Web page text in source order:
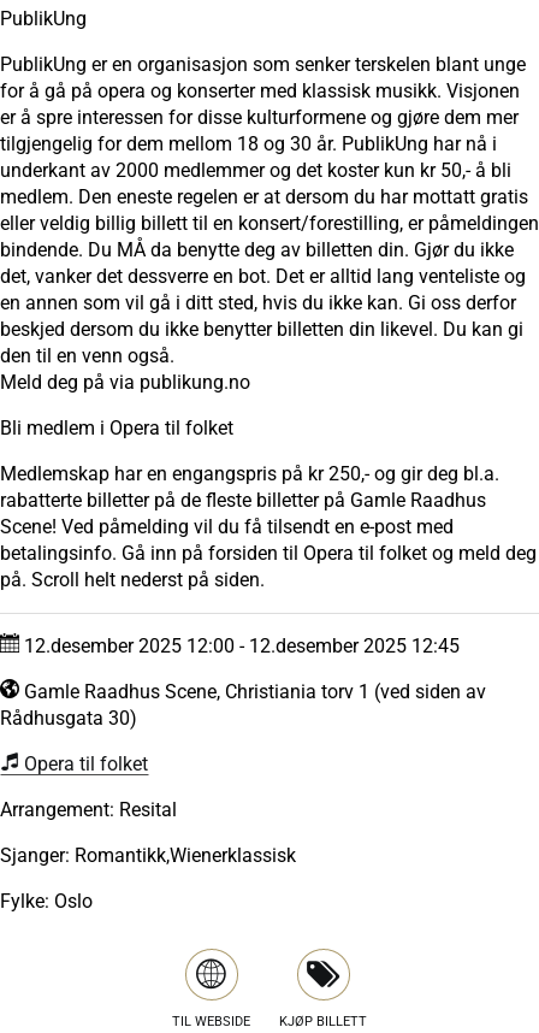
PublikUng
PublikUng er en organisasjon som senker terskelen blant unge
for å gå på opera og konserter med klassisk musikk. Visjonen
er å spre interessen for disse kulturformene og gjøre dem mer
tilgjengelig for dem mellom 18 og 30 år. PublikUng har nå i
underkant av 2000 medlemmer og det koster kun kr 50,- å bli
medlem. Den eneste regelen er at dersom du har mottatt gratis
eller veldig billig billett til en konsert/forestilling, er påmeldingen
bindende. Du MÅ da benytte deg av billetten din. Gjør du ikke
det, vanker det dessverre en bot. Det er alltid lang venteliste og
en annen som vil gå i ditt sted, hvis du ikke kan. Gi oss derfor
beskjed dersom du ikke benytter billetten din likevel. Du kan gi
den til en venn også.
Meld deg på via publikung.no
Bli medlem i Opera til folket
Medlemskap har en engangspris på kr 250,- og gir deg bl.a.
rabatterte billetter på de fleste billetter på Gamle Raadhus
Scene! Ved påmelding vil du få tilsendt en e-post med
betalingsinfo. Gå inn på forsiden til Opera til folket og meld deg
på. Scroll helt nederst på siden.
12.desember 2025 12:00 - 12.desember 2025 12:45
Gamle Raadhus Scene, Christiania torv 1 (ved siden av
Rådhusgata 30)
Opera til folket
Arrangement: Resital
Sjanger: Romantikk,Wienerklassisk
Fylke: Oslo
TIL WEBSIDE KJØP BILLETT